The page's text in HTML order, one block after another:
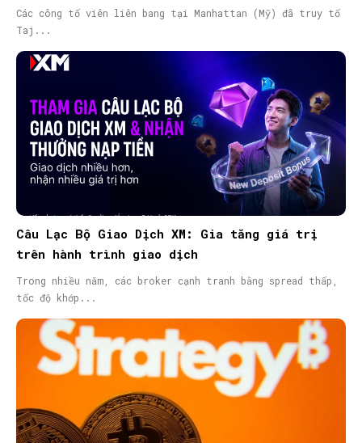
Các công tố viên liên bang tại Manhattan (Mỹ) đã truy tố
Taj...
Câu Lạc Bộ Giao Dịch XM: Gia tăng giá trị
trên hành trình giao dịch
Trong nhiều năm, các broker cạnh tranh bằng spread thấp,
tốc độ khớp...